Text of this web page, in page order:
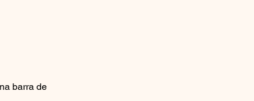
barra de